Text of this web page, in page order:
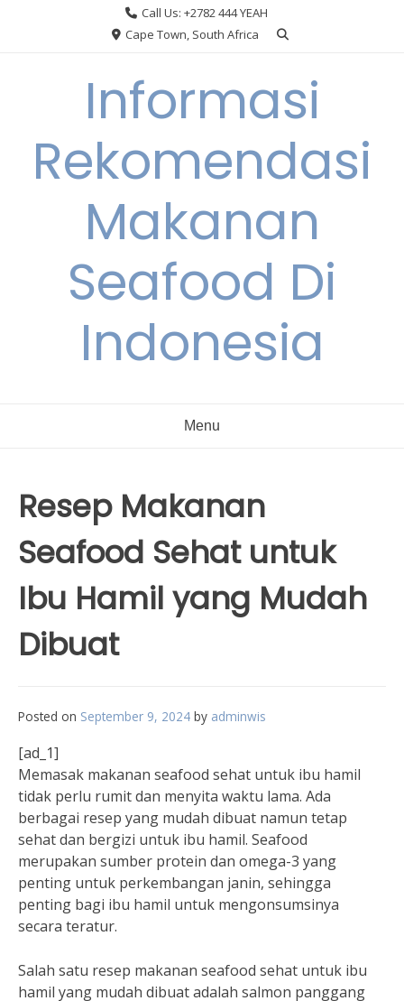
Call Us: +2782 444 YEAH
Cape Town, South Africa
Informasi
Rekomendasi
Makanan
Seafood Di
Indonesia
Menu
Resep Makanan
Seafood Sehat untuk
Ibu Hamil yang Mudah
Dibuat
Posted on September 9, 2024 by adminwis
[ad_1]
Memasak makanan seafood sehat untuk ibu hamil
tidak perlu rumit dan menyita waktu lama. Ada
berbagai resep yang mudah dibuat namun tetap
sehat dan bergizi untuk ibu hamil. Seafood
merupakan sumber protein dan omega-3 yang
penting untuk perkembangan janin, sehingga
penting bagi ibu hamil untuk mengonsumsinya
secara teratur.
Salah satu resep makanan seafood sehat untuk ibu
hamil yang mudah dibuat adalah salmon panggang